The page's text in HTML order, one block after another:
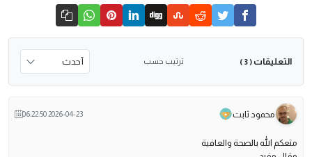
التعليقات ( 3 ) ترتيب حسب
محمود ثابت 2026-04-23 06:22:50
متعكم الله بالصحة والعافية